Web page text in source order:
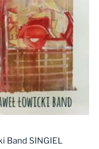
Band SINGIEL